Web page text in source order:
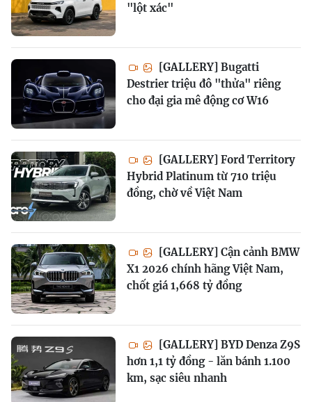
"lột xác"
[GALLERY] Bugatti
Destrier triệu đô "thửa" riêng
cho đại gia mê động cơ W16
[GALLERY] Ford Territory
Hybrid Platinum từ 710 triệu
đồng, chờ về Việt Nam
[GALLERY] Cận cảnh BMW
X1 2026 chính hãng Việt Nam,
chốt giá 1,668 tỷ đồng
[GALLERY] BYD Denza Z9S
hơn 1,1 tỷ đồng - lăn bánh 1.100
km, sạc siêu nhanh